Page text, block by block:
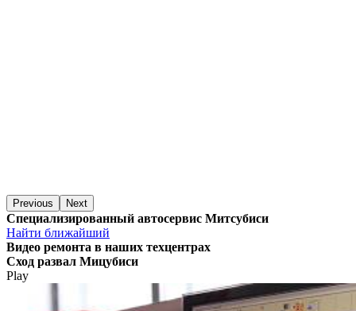
Previous Next
Специализированный автосервис Митсубиси
Найти ближайший
Видео ремонта в наших техцентрах
Сход развал Мицубиси
Play